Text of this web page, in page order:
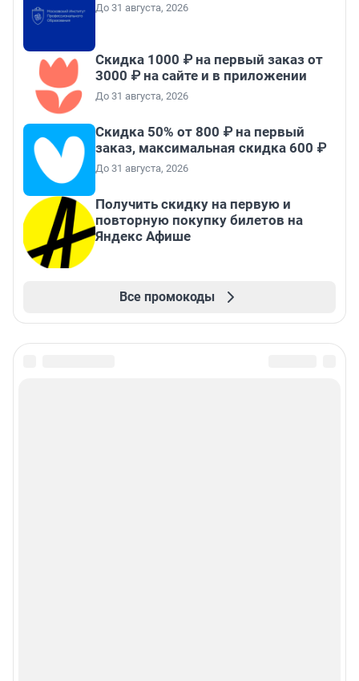
До 31 августа, 2026
Скидка 1000 ₽ на первый заказ от
3000 ₽ на сайте и в приложении
До 31 августа, 2026
Скидка 50% от 800 ₽ на первый
заказ, максимальная скидка 600 ₽
До 31 августа, 2026
Получить скидку на первую и
повторную покупку билетов на
Яндекс Афише
Все промокоды